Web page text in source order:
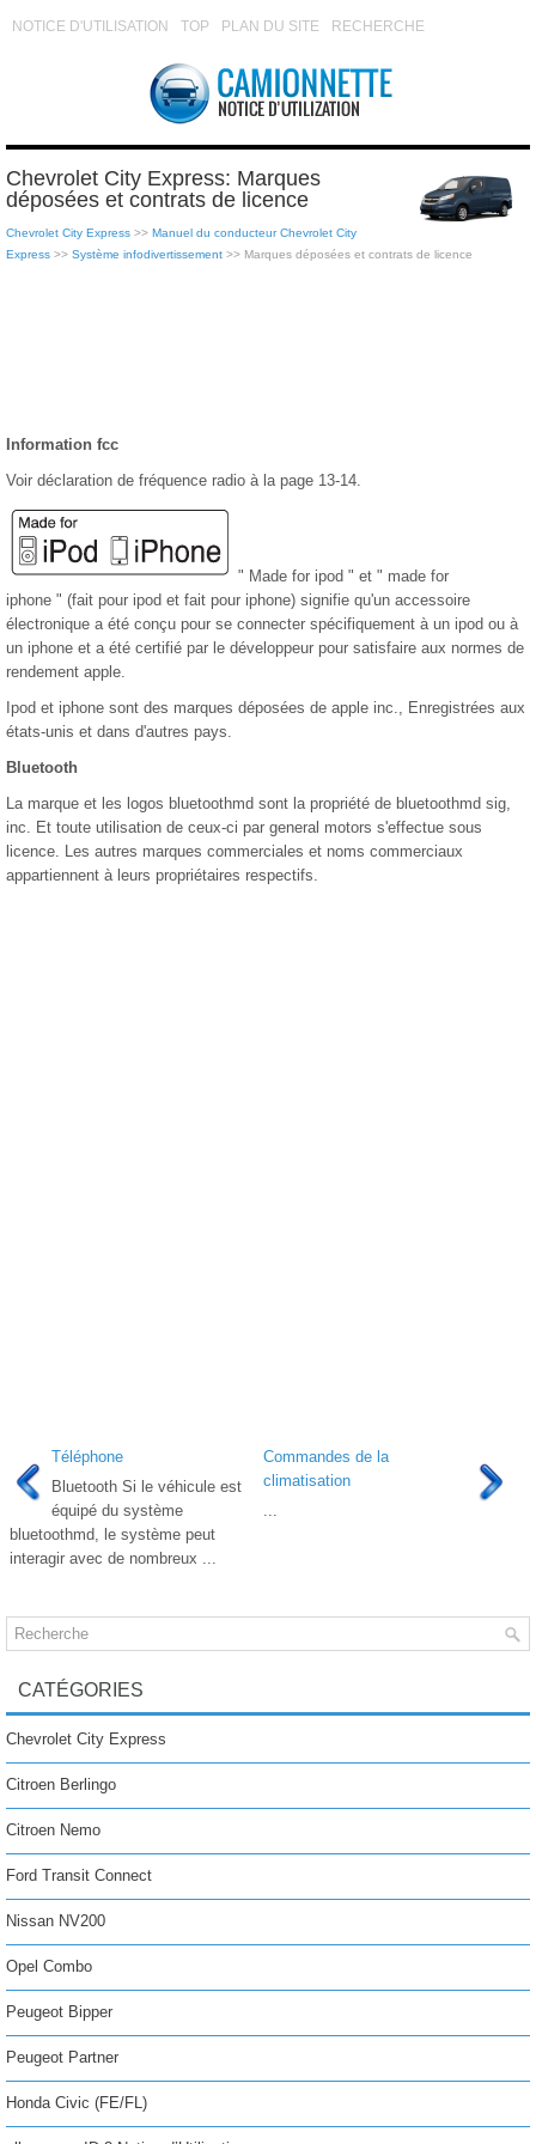
NOTICE D'UTILISATION TOP PLAN DU SITE RECHERCHE
Chevrolet City Express: Marques
déposées et contrats de licence
Chevrolet City Express >> Manuel du conducteur Chevrolet City
Express >> Système infodivertissement >> Marques déposées et contrats de licence
Information fcc
Voir déclaration de fréquence radio à la page 13-14.
" Made for ipod " et " made for
iphone " (fait pour ipod et fait pour iphone) signifie qu'un accessoire
électronique a été conçu pour se connecter spécifiquement à un ipod ou à
un iphone et a été certifié par le développeur pour satisfaire aux normes de
rendement apple.
Ipod et iphone sont des marques déposées de apple inc., Enregistrées aux
états-unis et dans d'autres pays.
Bluetooth
La marque et les logos bluetoothmd sont la propriété de bluetoothmd sig,
inc. Et toute utilisation de ceux-ci par general motors s'effectue sous
licence. Les autres marques commerciales et noms commerciaux
appartiennent à leurs propriétaires respectifs.
Téléphone
Bluetooth Si le véhicule est
équipé du système
bluetoothmd, le système peut
interagir avec de nombreux ...
Commandes de la
climatisation
...
CATÉGORIES
Chevrolet City Express
Citroen Berlingo
Citroen Nemo
Ford Transit Connect
Nissan NV200
Opel Combo
Peugeot Bipper
Peugeot Partner
Honda Civic (FE/FL)